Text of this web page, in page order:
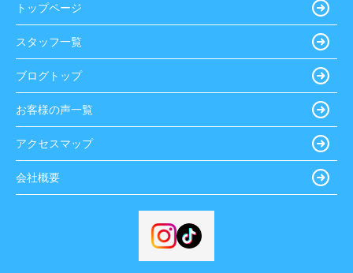
トップページ
スタッフ一覧
ブログトップ
お客様の声一覧
アクセスマップ
会社概要